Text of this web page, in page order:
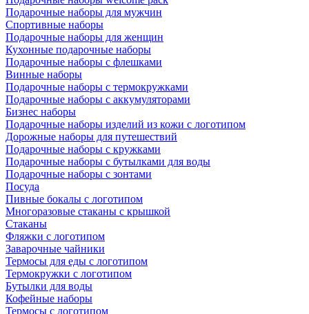
Подарочные наборы для мужчин
Спортивные наборы
Подарочные наборы для женщин
Кухонные подарочные наборы
Подарочные наборы с флешками
Винные наборы
Подарочные наборы с термокружками
Подарочные наборы с аккумуляторами
Бизнес наборы
Подарочные наборы изделий из кожи с логотипом
Дорожные наборы для путешествий
Подарочные наборы с кружками
Подарочные наборы с бутылками для воды
Подарочные наборы с зонтами
Посуда
Пивные бокалы с логотипом
Многоразовые стаканы с крышкой
Стаканы
Фляжки с логотипом
Заварочные чайники
Термосы для еды с логотипом
Термокружки с логотипом
Бутылки для воды
Кофейные наборы
Термосы с логотипом